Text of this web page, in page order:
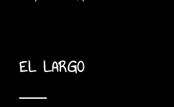
EL LARGO